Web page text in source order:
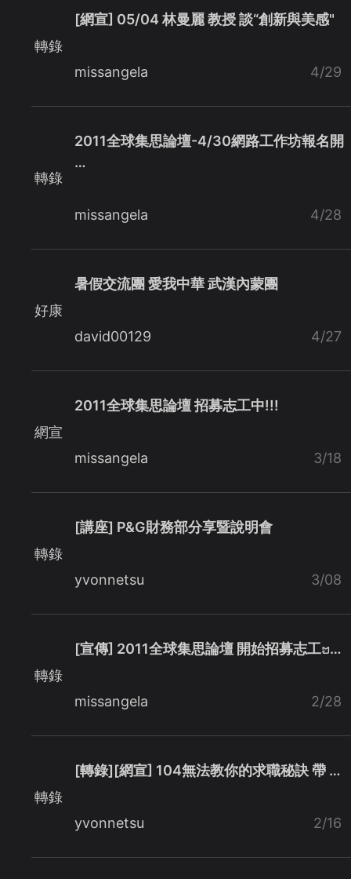
轉錄
[網宣] 05/04 林曼麗 教授 談“創新與美感"
missangela 4/29
轉錄
2011全球集思論壇-4/30網路工作坊報名開
…
missangela 4/28
好康
暑假交流團 愛我中華 武漢內蒙團
david00129 4/27
網宣
2011全球集思論壇 招募志工中!!!
missangela 3/18
轉錄
[講座] P&G財務部分享暨說明會
yvonnetsu 3/08
轉錄
[宣傳] 2011全球集思論壇 開始招募志工ꤠ…
missangela 2/28
轉錄
[轉錄][網宣] 104無法教你的求職秘訣 帶 …
yvonnetsu 2/16